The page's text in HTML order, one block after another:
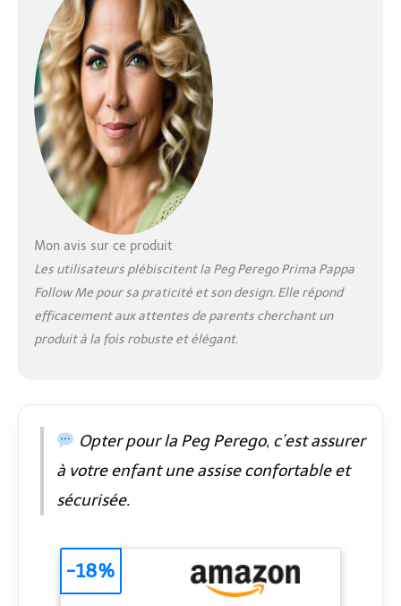
un seul geste. ASSISE
RÉGLABLE : Réglage
en hauteur en 7
positions. Dossier
inclinable et repose-
pieds réglable.
PLIABLE ET ULTRA-
COMPACT :
Fermeture pratique
et ultra-compacte
REVÊTEMENT FACILE
À NETTOYER : En
simili cuir, doux,
confortable et
hygiénique, s'essuie
intégré. CONFORT ET
SÉCURITÉ : Siège
anatomique
Mon avis sur ce produit
Les utilisateurs plébiscitent la Peg Perego Prima Pappa
Follow Me pour sa praticité et son design. Elle répond
efficacement aux attentes de parents cherchant un
produit à la fois robuste et élégant.
Opter pour la Peg Perego, c’est assurer
à votre enfant une assise confortable et
sécurisée.
-18%